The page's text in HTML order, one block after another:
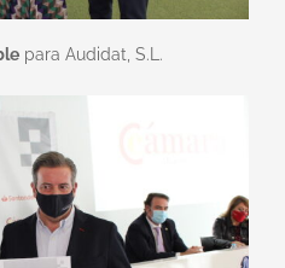
para Audidat, S.L.